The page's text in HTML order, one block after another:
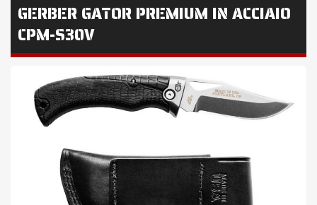
GERBER GATOR PREMIUM IN ACCIAIO
CPM-S30V